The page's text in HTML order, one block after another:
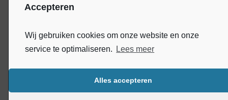
Accepteren
Wij gebruiken cookies om onze website en onze
service te optimaliseren.
Lees meer
Alles accepteren